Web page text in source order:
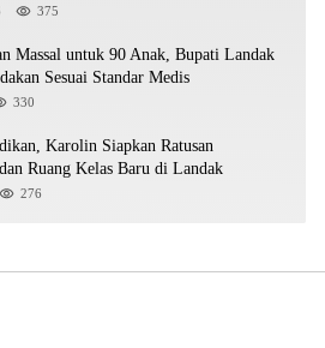
375
Massal untuk 90 Anak, Bupati Landak
Sesuai Standar Medis
330
Karolin Siapkan Ratusan
Ruang Kelas Baru di Landak
276